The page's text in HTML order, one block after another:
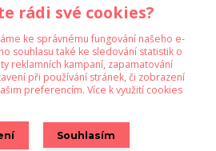
sběr cookies.
rádi své cookies?
ke správnému fungování našeho e-
souhlasu také ke sledování statistik o
reklamních kampaní, zapamatování
při používání stránek, či zobrazení
preferencím. Více k využití cookies
Souhlasím